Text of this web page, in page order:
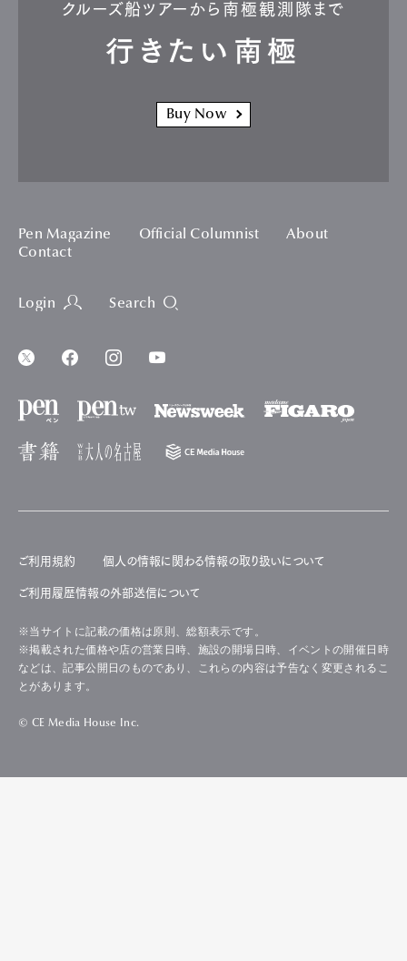
クルーズ船ツアーから南極観測隊まで
行きたい南極
Buy Now
Pen Magazine Official Columnist
About
Contact
Login Search
ご利用規約 個人の情報に関わる情報の取り扱いについて
ご利用履歴情報の外部送信について
※当サイトに記載の価格は原則、総額表示です。
※掲載された価格や店の営業日時、施設の開場日時、イベントの開催日時
などは、記事公開日のものであり、これらの内容は予告なく変更されるこ
とがあります。
© CE Media House Inc.